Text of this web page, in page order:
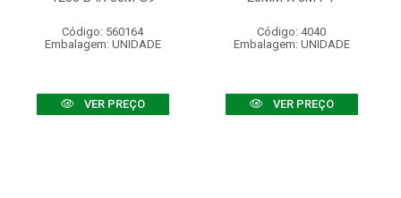
Código: 560164
Embalagem: UNIDADE
VER PREÇO
Código: 4040
Embalagem: UNIDADE
VER PREÇO